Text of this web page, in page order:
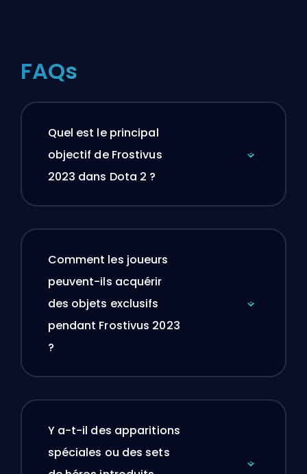
FAQs
Quel est le principal
objectif de Frostivus
2023 dans Dota 2 ?
Comment les joueurs
peuvent-ils acquérir
des objets exclusifs
pendant Frostivus 2023
?
Y a-t-il des apparitions
spéciales ou des sets